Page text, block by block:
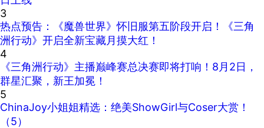
3
热点预告：《魔兽世界》怀旧服第五阶段开启！《三角
洲行动》开启全新宝藏月摸大红！
4
《三角洲行动》主播巅峰赛总决赛即将打响！8月2日，
群星汇聚，新王加冕！
5
ChinaJoy小姐姐精选：绝美ShowGirl与Coser大赏！
（5）